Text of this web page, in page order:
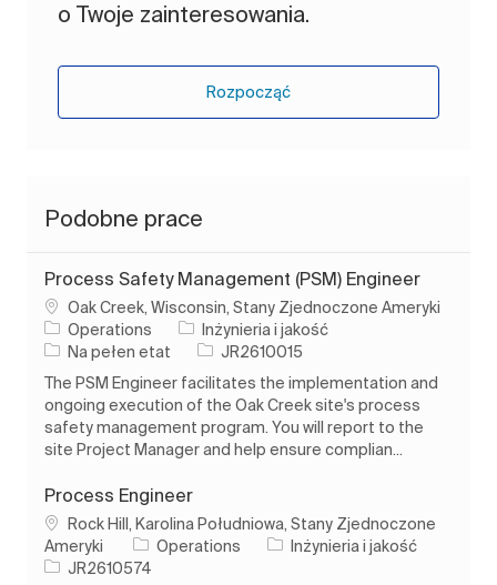
o Twoje zainteresowania.
Rozpocząć
Podobne prace
Process Safety Management (PSM) Engineer
Lokalizacja
Oak Creek, Wisconsin, Stany Zjednoczone Ameryki
Operations
Kategoria
Inżynieria i jakość
Rodzaj pracy
Na pełen etat Identyfikator zadania
JR2610015
The PSM Engineer facilitates the implementation and
ongoing execution of the Oak Creek site's process
safety management program. You will report to the
site Project Manager and help ensure complian...
Process Engineer
Lokalizacja
Rock Hill, Karolina Południowa, Stany Zjednoczone
Ameryki
Operations Kategoria
Inżynieria i jakość
Identyfikator zadania
JR2610574